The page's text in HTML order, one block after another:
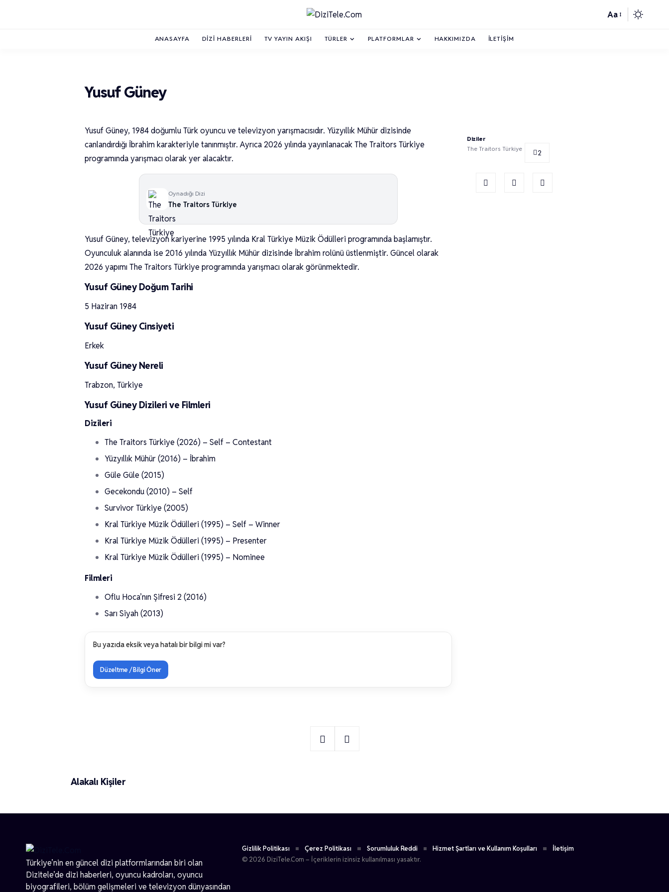
Aa
ANASAYFA DIZI HABERLERI TV YAYIN AKIŞI TÜRLER PLATFORMLAR HAKKIMIZDA İLETIŞIM
Yusuf Güney
Yusuf Güney, 1984 doğumlu Türk oyuncu ve televizyon yarışmacısıdır. Yüzyıllık Mühür dizisinde
canlandırdığı İbrahim karakteriyle tanınmıştır. Ayrıca 2026 yılında yayınlanacak The Traitors Türkiye
programında yarışmacı olarak yer alacaktır.
Oynadığı Dizi
The Traitors Türkiye
Yusuf Güney, televizyon kariyerine 1995 yılında Kral Türkiye Müzik Ödülleri programında başlamıştır.
Oyunculuk alanında ise 2016 yılında Yüzyıllık Mühür dizisinde İbrahim rolünü üstlenmiştir. Güncel olarak
2026 yapımı The Traitors Türkiye programında yarışmacı olarak görünmektedir.
Yusuf Güney Doğum Tarihi
5 Haziran 1984
Yusuf Güney Cinsiyeti
Erkek
Yusuf Güney Nereli
Trabzon, Türkiye
Yusuf Güney Dizileri ve Filmleri
Dizileri
The Traitors Türkiye (2026) – Self – Contestant
Yüzyıllık Mühür (2016) – İbrahim
Güle Güle (2015)
Gecekondu (2010) – Self
Survivor Türkiye (2005)
Kral Türkiye Müzik Ödülleri (1995) – Self – Winner
Kral Türkiye Müzik Ödülleri (1995) – Presenter
Kral Türkiye Müzik Ödülleri (1995) – Nominee
Filmleri
Oflu Hoca’nın Şifresi 2 (2016)
Sarı Siyah (2013)
Bu yazıda eksik veya hatalı bir bilgi mi var?
Düzeltme / Bilgi Öner
Diziler
The Traitors Türkiye
2
Alakalı Kişiler
Yiğit Poyraz
Türkiye’nin en güncel dizi platformlarından biri olan
Dizitele’de dizi haberleri, oyuncu kadroları, oyuncu
biyografileri, bölüm gelişmeleri ve televizyon dünyasından
Gizlilik Politikası Çerez Politikası Sorumluluk Reddi Hizmet Şartları ve Kullanım Koşulları
İletişim
© 2026 DiziTele.Com – İçeriklerin izinsiz kullanılması yasaktır.